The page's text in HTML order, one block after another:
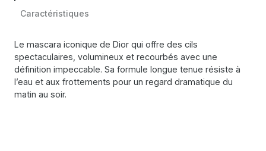
Caractéristiques
Le mascara iconique de Dior qui offre des cils
spectaculaires, volumineux et recourbés avec une
définition impeccable. Sa formule longue tenue résiste à
l’eau et aux frottements pour un regard dramatique du
matin au soir.